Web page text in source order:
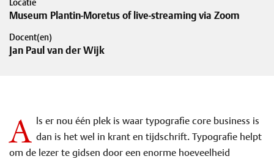
Locatie
Museum Plantin-Moretus of live-streaming via Zoom
Docent(en)
Jan Paul van der Wijk
A ls er nou één plek is waar typografie core business is
dan is het wel in krant en tijdschrift. Typografie helpt
om de lezer te gidsen door een enorme hoeveelheid